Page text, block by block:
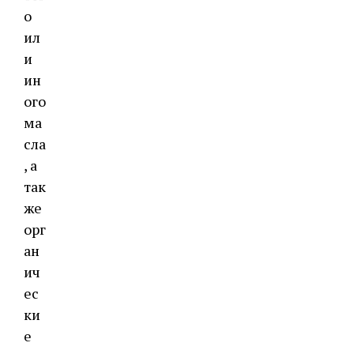
о
ил
и
ин
ого
ма
сла
, а
так
же
орг
ан
ич
ес
ки
е